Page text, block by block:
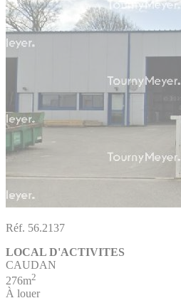
Réf. 56.2137
LOCAL D'ACTIVITES
CAUDAN
276m2
À louer